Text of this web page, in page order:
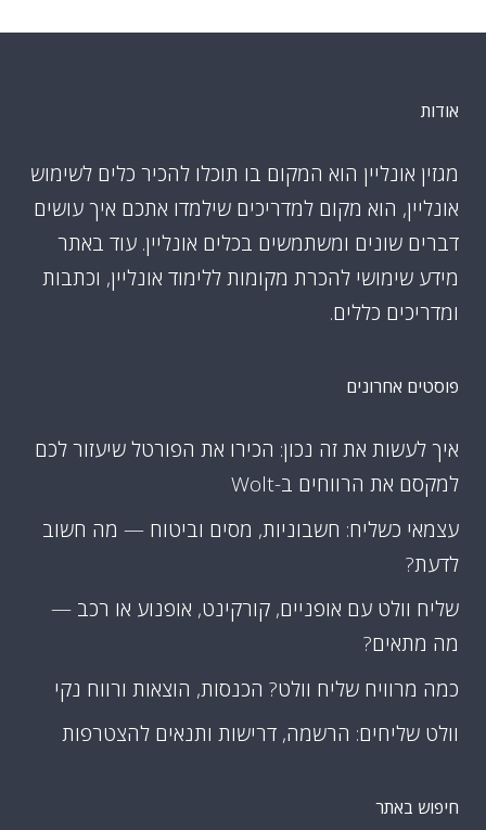
אודות
מגזין אונליין הוא המקום בו תוכלו להכיר כלים לשימוש
אונליין, הוא מקום למדריכים שילמדו אתכם איך עושים
דברים שונים ומשתמשים בכלים אונליין. עוד באתר
מידע שימושי להכרת מקומות ללימוד אונליין, וכתבות
ומדריכים כללים.
פוסטים אחרונים
איך לעשות את זה נכון: הכירו את הפורטל שיעזור לכם
למקסם את הרווחים ב-Wolt
עצמאי כשליח: חשבוניות, מסים וביטוח — מה חשוב
לדעת?
שליח וולט עם אופניים, קורקינט, אופנוע או רכב —
מה מתאים?
כמה מרוויח שליח וולט? הכנסות, הוצאות ורווח נקי
וולט שליחים: הרשמה, דרישות ותנאים להצטרפות
חיפוש באתר